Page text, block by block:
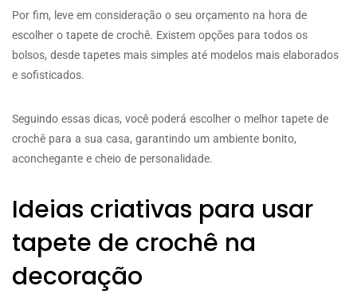
Por fim, leve em consideração o seu orçamento na hora de
escolher o tapete de crochê. Existem opções para todos os
bolsos, desde tapetes mais simples até modelos mais elaborados
e sofisticados.
Seguindo essas dicas, você poderá escolher o melhor tapete de
crochê para a sua casa, garantindo um ambiente bonito,
aconchegante e cheio de personalidade.
Ideias criativas para usar
tapete de crochê na
decoração